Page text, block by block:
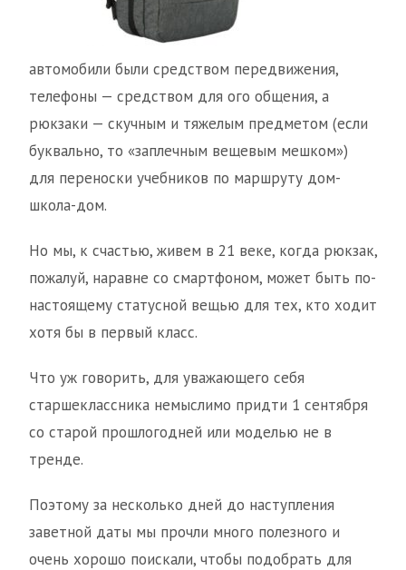
автомобили были средством передвижения,
телефоны — средством для ого общения, а
рюкзаки — скучным и тяжелым предметом (если
буквально, то «заплечным вещевым мешком»)
для переноски учебников по маршруту дом-
школа-дом.
Но мы, к счастью, живем в 21 веке, когда рюкзак,
пожалуй, наравне со смартфоном, может быть по-
настоящему статусной вещью для тех, кто ходит
хотя бы в первый класс.
Что уж говорить, для уважающего себя
старшеклассника немыслимо придти 1 сентября
со старой прошлогодней или моделью не в
тренде.
Поэтому за несколько дней до наступления
заветной даты мы прочли много полезного и
очень хорошо поискали, чтобы подобрать для